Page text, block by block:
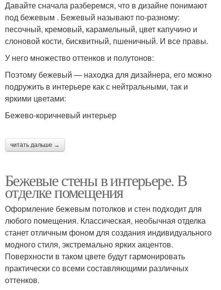
Давайте сначала разберемся, что в дизайне понимают
под бежевым . Бежевый называют по-разному:
песочный, кремовый, карамельный, цвет капучино и
слоновой кости, бисквитный, пшеничный. И все правы.
У него множество оттенков и полутонов:
Поэтому бежевый — находка для дизайнера, его можно
подружить в интерьере как с нейтральными, так и
яркими цветами:
Бежево-коричневый интерьер
читать дальше →
Бежевые стены в интерьере. В
отделке помещения
Оформление бежевым потолков и стен подходит для
любого помещения. Классическая, необычная отделка
станет отличным фоном для создания индивидуального
модного стиля, экстремально ярких акцентов.
Поверхности в таком цвете будут гармонировать
практически со всеми составляющими различных
оттенков.